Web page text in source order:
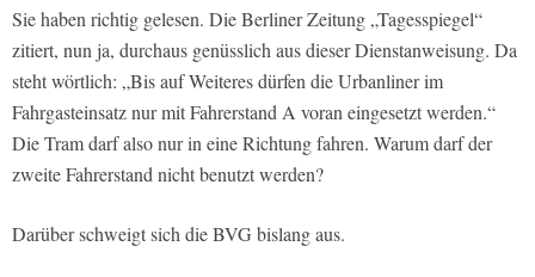
Sie haben richtig gelesen. Die Berliner Zeitung „Tagesspiegel“
zitiert, nun ja, durchaus genüsslich aus dieser Dienstanweisung. Da
steht wörtlich: „Bis auf Weiteres dürfen die Urbanliner im
Fahrgasteinsatz nur mit Fahrerstand A voran eingesetzt werden.“
Die Tram darf also nur in eine Richtung fahren. Warum darf der
zweite Fahrerstand nicht benutzt werden?
Darüber schweigt sich die BVG bislang aus.